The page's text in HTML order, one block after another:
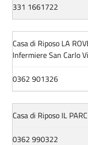
331 1661722
Casa di Riposo LA
Infermiere San Carlo
0362 901326
Casa di Riposo IL
0362 990322